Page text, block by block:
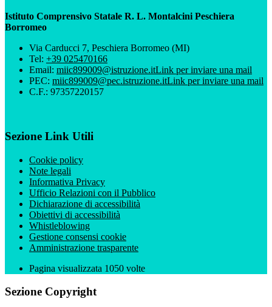
Istituto Comprensivo Statale R. L. Montalcini Peschiera
Borromeo
Via Carducci 7, Peschiera Borromeo (MI)
Tel: +39 025470166
Email: miic899009@istruzione.itLink per inviare una mail
PEC: miic899009@pec.istruzione.itLink per inviare una mail
C.F.: 97357220157
Sezione Link Utili
Cookie policy
Note legali
Informativa Privacy
Ufficio Relazioni con il Pubblico
Dichiarazione di accessibilità
Obiettivi di accessibilità
Whistleblowing
Gestione consensi cookie
Amministrazione trasparente
Pagina visualizzata 1050 volte
Sezione Copyright